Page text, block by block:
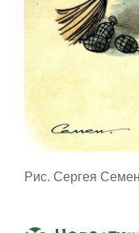
Рис. Сергея